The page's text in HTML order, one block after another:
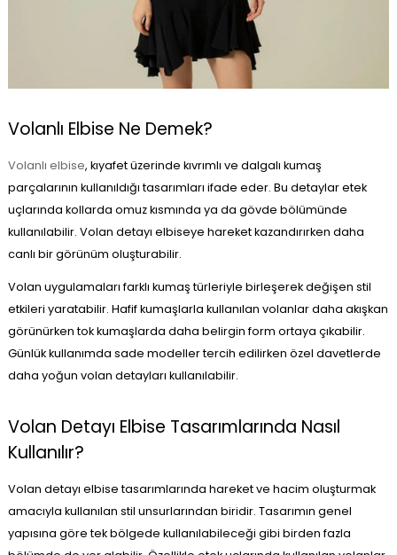
Volanlı Elbise Ne Demek?
Volanlı elbise, kıyafet üzerinde kıvrımlı ve dalgalı kumaş
parçalarının kullanıldığı tasarımları ifade eder. Bu detaylar etek
uçlarında kollarda omuz kısmında ya da gövde bölümünde
kullanılabilir. Volan detayı elbiseye hareket kazandırırken daha
canlı bir görünüm oluşturabilir.
Volan uygulamaları farklı kumaş türleriyle birleşerek değişen stil
etkileri yaratabilir. Hafif kumaşlarla kullanılan volanlar daha akışkan
görünürken tok kumaşlarda daha belirgin form ortaya çıkabilir.
Günlük kullanımda sade modeller tercih edilirken özel davetlerde
daha yoğun volan detayları kullanılabilir.
Volan Detayı Elbise Tasarımlarında Nasıl
Kullanılır?
Volan detayı elbise tasarımlarında hareket ve hacim oluşturmak
amacıyla kullanılan stil unsurlarından biridir. Tasarımın genel
yapısına göre tek bölgede kullanılabileceği gibi birden fazla